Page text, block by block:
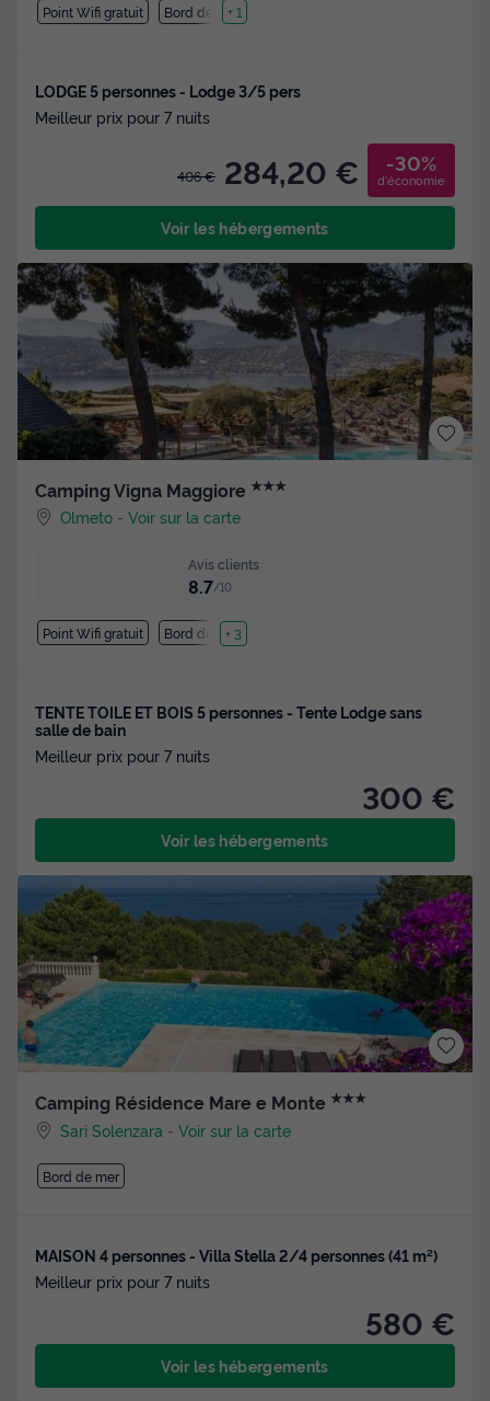
Point Wifi gratuit Bord de mer
+ 1
LODGE 5 personnes - Lodge 3/5 pers
Meilleur prix pour 7 nuits
406 € 284,20 € -30%
d'économie
Voir les hébergements
Camping Vigna Maggiore ★★★
Olmeto -Voir sur la carte
Avis clients
8.7/10
Point Wifi gratuit Bord de mer
+ 3
TENTE TOILE ET BOIS 5 personnes - Tente Lodge sans
salle de bain
Meilleur prix pour 7 nuits
300 €
Voir les hébergements
Camping Résidence Mare e Monte ★★★
Sari Solenzara -Voir sur la carte
Bord de mer
MAISON 4 personnes - Villa Stella 2/4 personnes (41 m²)
Meilleur prix pour 7 nuits
580 €
Voir les hébergements